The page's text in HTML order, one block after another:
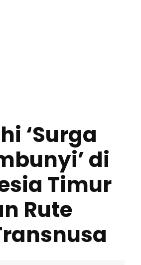
‘Surga
di
Timur
Rute